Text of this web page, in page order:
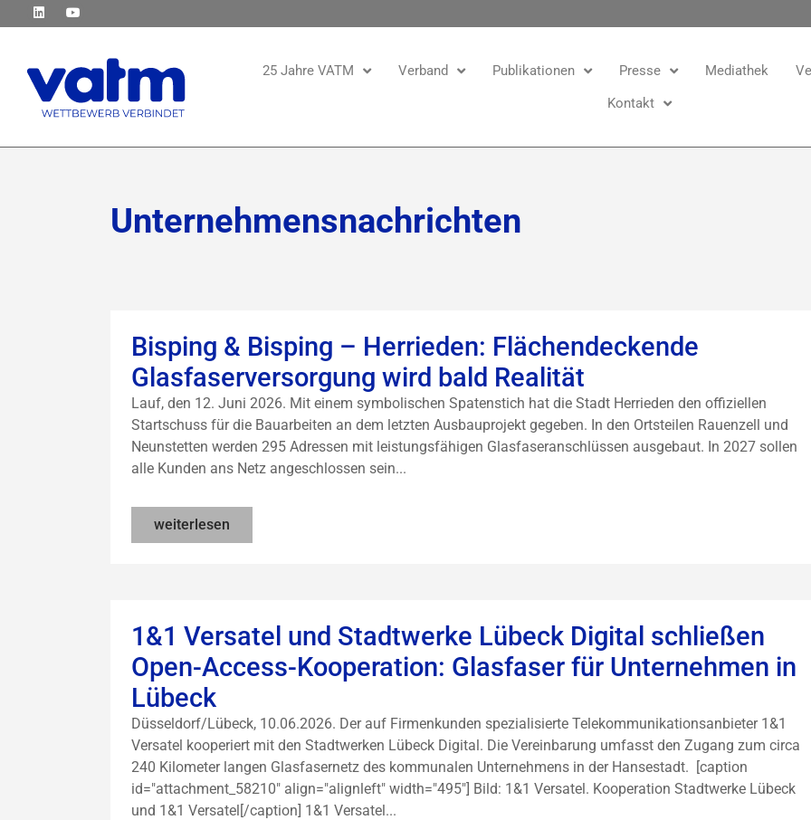
25 Jahre VATM Verband Publikationen Presse Mediathek
Kontakt
Unternehmensnachrichten
Bisping & Bisping – Herrieden: Flächendeckende
Glasfaserversorgung wird bald Realität
Lauf, den 12. Juni 2026. Mit einem symbolischen Spatenstich hat die Stadt Herrieden den offiziellen
Startschuss für die Bauarbeiten an dem letzten Ausbauprojekt gegeben. In den Ortsteilen Rauenzell und
Neunstetten werden 295 Adressen mit leistungsfähigen Glasfaseranschlüssen ausgebaut. In 2027 sollen
alle Kunden ans Netz angeschlossen sein...
weiterlesen
1&1 Versatel und Stadtwerke Lübeck Digital schließen
Open-Access-Kooperation: Glasfaser für Unternehmen in
Lübeck
Düsseldorf/Lübeck, 10.06.2026. Der auf Firmenkunden spezialisierte Telekommunikationsanbieter 1&1
Versatel kooperiert mit den Stadtwerken Lübeck Digital. Die Vereinbarung umfasst den Zugang zum circa
240 Kilometer langen Glasfasernetz des kommunalen Unternehmens in der Hansestadt. [caption
id="attachment_58210" align="alignleft" width="495"] Bild: 1&1 Versatel. Kooperation Stadtwerke Lübeck
und 1&1 Versatel[/caption] 1&1 Versatel...